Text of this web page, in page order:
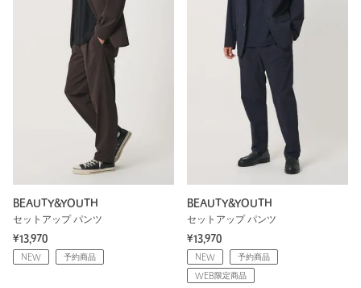
BEAUTY&YOUTH
セットアップ パンツ
¥13,970
NEW 予約商品
BEAUTY&YOUTH
セットアップ パンツ
¥13,970
NEW 予約商品
WEB限定商品